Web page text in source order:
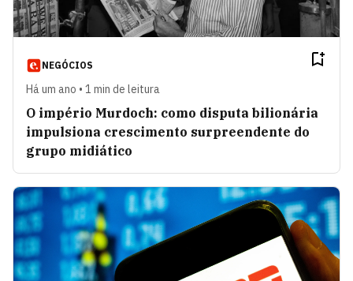
NEGÓCIOS
Há um ano • 1 min de leitura
O império Murdoch: como disputa bilionária
impulsiona crescimento surpreendente do
grupo midiático